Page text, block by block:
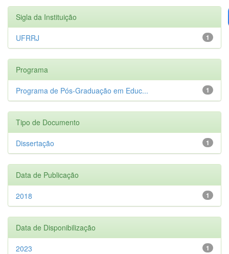
Sigla da Instituição
1
UFRRJ
Programa
1
Programa de Pós-Graduação em Educ...
Tipo de Documento
1
Dissertação
Data de Publicação
1
2018
Data de Disponibilização
1
2023